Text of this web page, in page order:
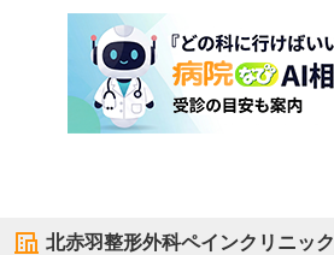
北赤羽整形外科ペインクリニック